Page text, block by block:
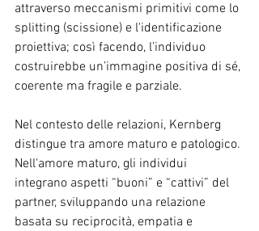
attraverso meccanismi primitivi come lo
splitting (scissione) e l'identificazione
proiettiva; così facendo, l’individuo
costruirebbe un’immagine positiva di sé,
coerente ma fragile e parziale.
Nel contesto delle relazioni, Kernberg
distingue tra amore maturo e patologico.
Nell'amore maturo, gli individui
integrano aspetti “buoni” e “cattivi” del
partner, sviluppando una relazione
basata su reciprocità, empatia e